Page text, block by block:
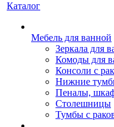
Каталог
Мебель для ванной
Зеркала для
Комоды для
Консоли с
Нижние
Пеналы,
Столешницы
Тумбы с